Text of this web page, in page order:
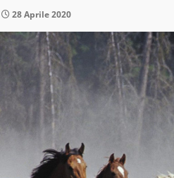
28 Aprile 2020